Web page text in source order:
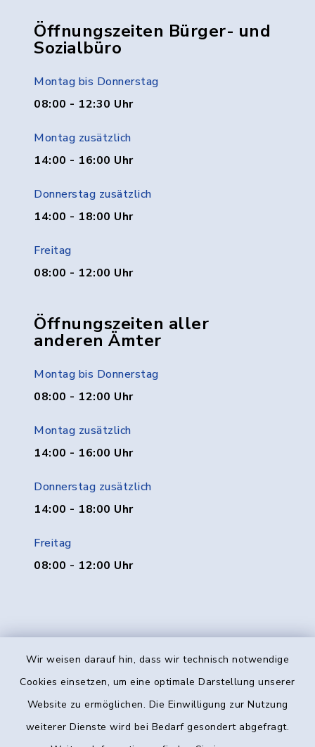
Wir weisen darauf hin, dass wir technisch notwendige
Cookies einsetzen, um eine optimale Darstellung unserer
Website zu ermöglichen. Die Einwilligung zur Nutzung
weiterer Dienste wird bei Bedarf gesondert abgefragt.
Öffnungszeiten Bürger- und
Sozialbüro
Montag bis Donnerstag
08:00 - 12:30 Uhr
Montag zusätzlich
14:00 - 16:00 Uhr
Donnerstag zusätzlich
14:00 - 18:00 Uhr
Freitag
08:00 - 12:00 Uhr
Öffnungszeiten aller
anderen Ämter
Montag bis Donnerstag
08:00 - 12:00 Uhr
Montag zusätzlich
14:00 - 16:00 Uhr
Donnerstag zusätzlich
14:00 - 18:00 Uhr
Freitag
08:00 - 12:00 Uhr
Kontakt